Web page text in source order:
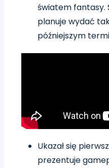
światem fantasy.
planuje wydać
późniejszym
Ukazał się
prezentuje